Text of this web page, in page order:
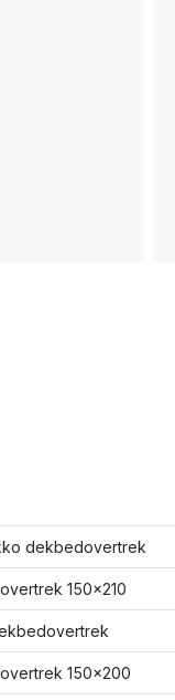
dekbedovertrek
150x210
150x200